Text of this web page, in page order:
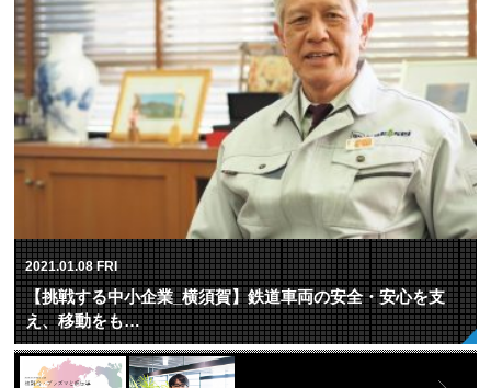
2021.01.08 FRI
【挑戦する中小企業_横須賀】鉄道車両の安全・安心を支
え、移動をも…